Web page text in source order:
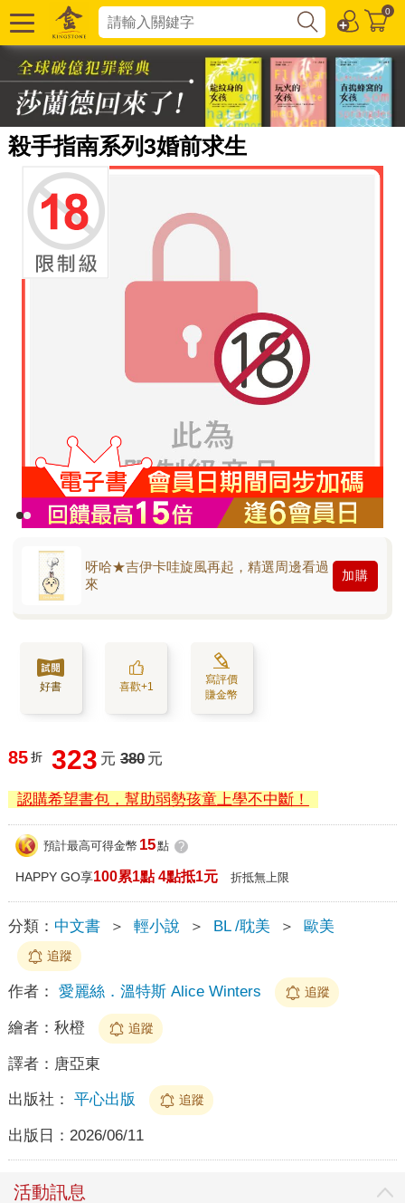
0
殺手指南系列3婚前求生
呀哈★吉伊卡哇旋風再起，精選周邊看過
來
加購
好書 喜歡+1
寫評價
賺金幣
85 折 323 元 380 元
認購希望書包，幫助弱勢孩童上學不中斷！
預計最高可得金幣 15點 ?
HAPPY GO享100累1點 4點抵1元 折抵無上限
分類： 中文書 ＞ 輕小說 ＞ BL /耽美 ＞ 歐美
追蹤
作者： 愛麗絲．溫特斯 Alice Winters 追蹤
繪者： 秋橙 追蹤
譯者： 唐亞東
出版社： 平心出版 追蹤
出版日： 2026/06/11
活動訊息